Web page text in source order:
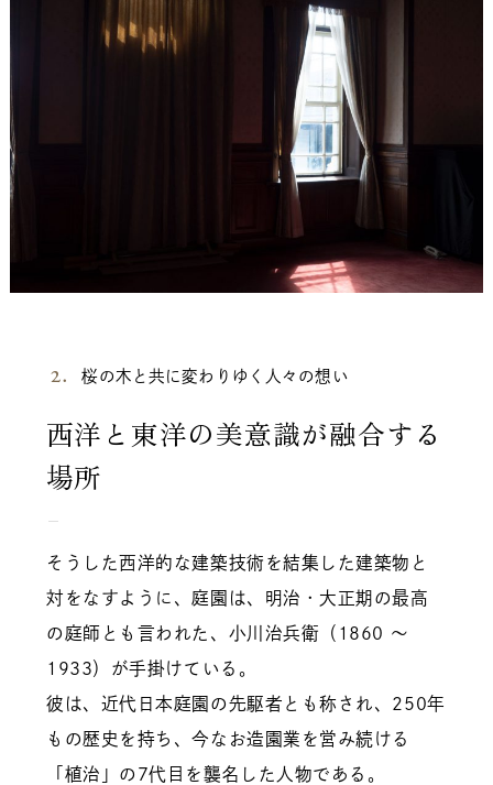
桜の木と共に変わりゆく人々の想い
西洋と東洋の美意識が融合する
場所
そうした西洋的な建築技術を結集した建築物と
対をなすように、庭園は、明治・大正期の最高
の庭師とも言われた、小川治兵衛（1860 ～
1933）が手掛けている。
彼は、近代日本庭園の先駆者とも称され、250年
もの歴史を持ち、今なお造園業を営み続ける
「植治」の7代目を襲名した人物である。